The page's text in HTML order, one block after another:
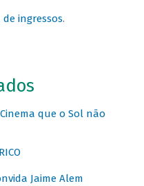
de ingressos.
que o Sol não
Jaime Alem